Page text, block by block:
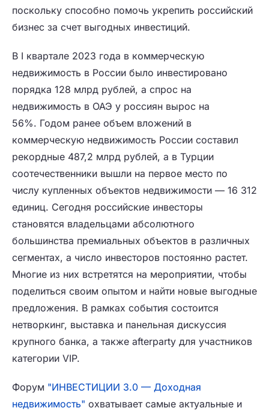
поскольку способно помочь укрепить российский
бизнес за счет выгодных инвестиций.
В I квартале 2023 года в коммерческую
недвижимость в России было инвестировано
порядка 128 млрд рублей, а спрос на
недвижимость в ОАЭ у россиян вырос на
56%. Годом ранее объем вложений в
коммерческую недвижимость России составил
рекордные 487,2 млрд рублей, а в Турции
соотечественники вышли на первое место по
числу купленных объектов недвижимости — 16 312
единиц. Сегодня российские инвесторы
становятся владельцами абсолютного
большинства премиальных объектов в различных
сегментах, а число инвесторов постоянно растет.
Многие из них встретятся на мероприятии, чтобы
поделиться своим опытом и найти новые выгодные
предложения. В рамках события состоится
нетворкинг, выставка и панельная дискуссия
крупного банка, а также afterparty для участников
категории VIP.
Форум "ИНВЕСТИЦИИ 3.0 — Доходная
недвижимость" охватывает самые актуальные и